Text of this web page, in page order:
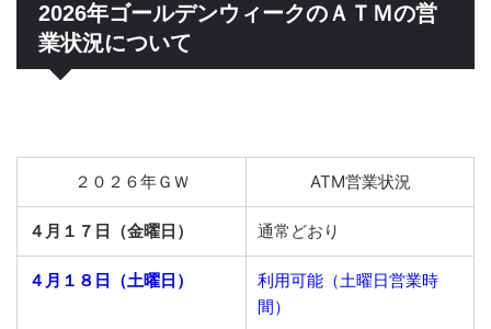
2026年ゴールデンウィークのＡＴＭの営
業状況について
２０２６年ＧＷ ATM営業状況
４月１７日（金曜日） 通常どおり
４月１８日（土曜日）
利用可能（土曜日営業時
間）